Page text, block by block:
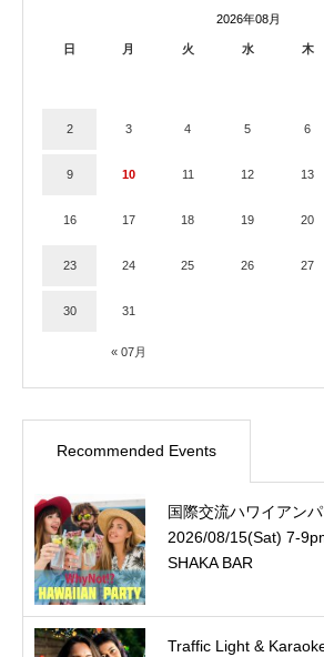
2026年08月
日 月 火 水 木
« 07月
2 3 4 5 6
9 10 11 12 13
16 17 18 19 20
23 24 25 26 27
30 31
Recommended Events
国際交流ハワイアン
2026/08/15(Sat) 7-
SHAKA BAR
Traffic Light &